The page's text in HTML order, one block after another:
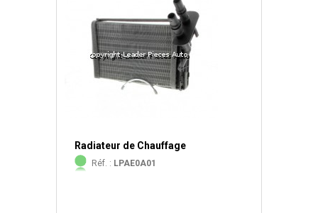
Radiateur de Chauffage
Réf. : LPAE0A01